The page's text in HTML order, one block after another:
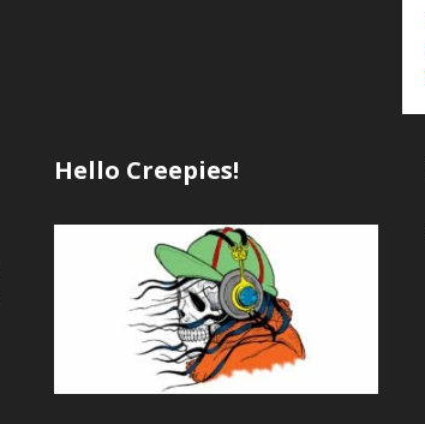
Hello Creepies!